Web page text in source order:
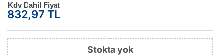
Kdv Dahil Fiyat
832,97 TL
Stokta yok